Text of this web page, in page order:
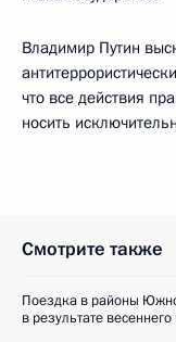
Владимир Путин
что все действия
носить
Смотрите также
Поездка в районы
в результате